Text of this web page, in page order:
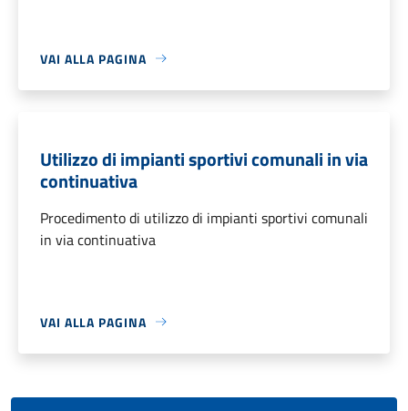
VAI ALLA PAGINA
Utilizzo di impianti sportivi comunali in via
continuativa
Procedimento di utilizzo di impianti sportivi comunali
in via continuativa
VAI ALLA PAGINA